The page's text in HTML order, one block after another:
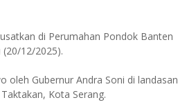
di Perumahan Pondok Banten
(20/12/2025).
oleh Gubernur Andra Soni di landasan
Kota Serang.